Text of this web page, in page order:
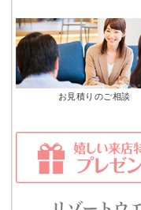
お見積りのご相談